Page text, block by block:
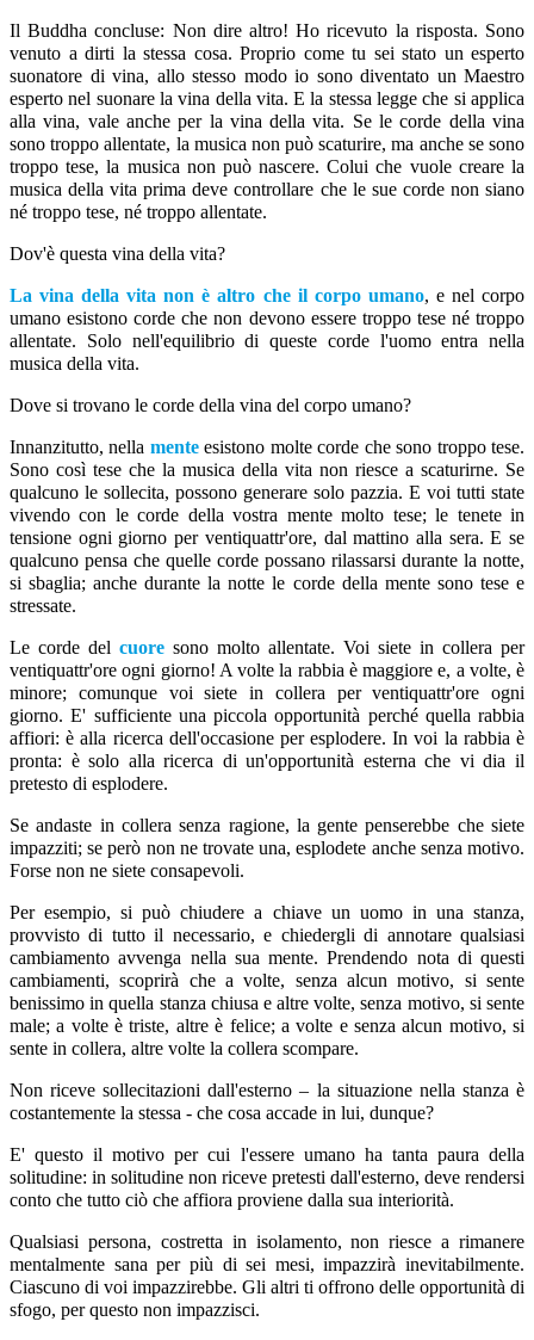
Il Buddha concluse: Non dire altro! Ho ricevuto la risposta. Sono
venuto a dirti la stessa cosa. Proprio come tu sei stato un esperto
suonatore di vina, allo stesso modo io sono diventato un Maestro
esperto nel suonare la vina della vita. E la stessa legge che si applica
alla vina, vale anche per la vina della vita. Se le corde della vina
sono troppo allentate, la musica non può scaturire, ma anche se sono
troppo tese, la musica non può nascere. Colui che vuole creare la
musica della vita prima deve controllare che le sue corde non siano
né troppo tese, né troppo allentate.
Dov'è questa vina della vita?
La vina della vita non è altro che il corpo umano, e nel corpo
umano esistono corde che non devono essere troppo tese né troppo
allentate. Solo nell'equilibrio di queste corde l'uomo entra nella
musica della vita.
Dove si trovano le corde della vina del corpo umano?
Innanzitutto, nella menteesistono molte corde che sono troppo tese.
Sono così tese che la musica della vita non riesce a scaturirne. Se
qualcuno le sollecita, possono generare solo pazzia. E voi tutti state
vivendo con le corde della vostra mente molto tese; le tenete in
tensione ogni giorno per ventiquattr'ore, dal mattino alla sera. E se
qualcuno pensa che quelle corde possano rilassarsi durante la notte,
si sbaglia; anche durante la notte le corde della mente sono tese e
stressate.
Le corde del cuore sono molto allentate. Voi siete in collera per
ventiquattr'ore ogni giorno! A volte la rabbia è maggiore e, a volte, è
minore; comunque voi siete in collera per ventiquattr'ore ogni
giorno. E' sufficiente una piccola opportunità perché quella rabbia
affiori: è alla ricerca dell'occasione per esplodere. In voi la rabbia è
pronta: è solo alla ricerca di un'opportunità esterna che vi dia il
pretesto di esplodere.
Se andaste in collera senza ragione, la gente penserebbe che siete
impazziti; se però non ne trovate una, esplodete anche senza motivo.
Forse non ne siete consapevoli.
Per esempio, si può chiudere a chiave un uomo in una stanza,
provvisto di tutto il necessario, e chiedergli di annotare qualsiasi
cambiamento avvenga nella sua mente. Prendendo nota di questi
cambiamenti, scoprirà che a volte, senza alcun motivo, si sente
benissimo in quella stanza chiusa e altre volte, senza motivo, si sente
male; a volte è triste, altre è felice; a volte e senza alcun motivo, si
sente in collera, altre volte la collera scompare.
Non riceve sollecitazioni dall'esterno – la situazione nella stanza è
costantemente la stessa - che cosa accade in lui, dunque?
E' questo il motivo per cui l'essere umano ha tanta paura della
solitudine: in solitudine non riceve pretesti dall'esterno, deve rendersi
conto che tutto ciò che affiora proviene dalla sua interiorità.
Qualsiasi persona, costretta in isolamento, non riesce a rimanere
mentalmente sana per più di sei mesi, impazzirà inevitabilmente.
Ciascuno di voi impazzirebbe. Gli altri ti offrono delle opportunità di
sfogo, per questo non impazzisci.